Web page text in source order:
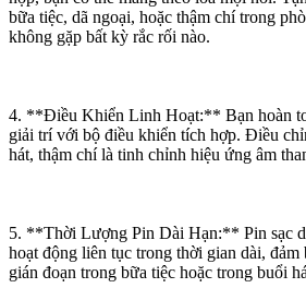
bữa tiệc, dã ngoại, hoặc thậm chí trong
không gặp bất kỳ rắc rối nào.
4. **Điều Khiển Linh Hoạt:** Bạn hoàn
giải trí với bộ điều khiển tích hợp. Điều
hát, thậm chí là tinh chỉnh hiệu ứng âm
5. **Thời Lượng Pin Dài Hạn:** Pin sạc
hoạt động liên tục trong thời gian dài, đảm
gián đoạn trong bữa tiệc hoặc trong buổi